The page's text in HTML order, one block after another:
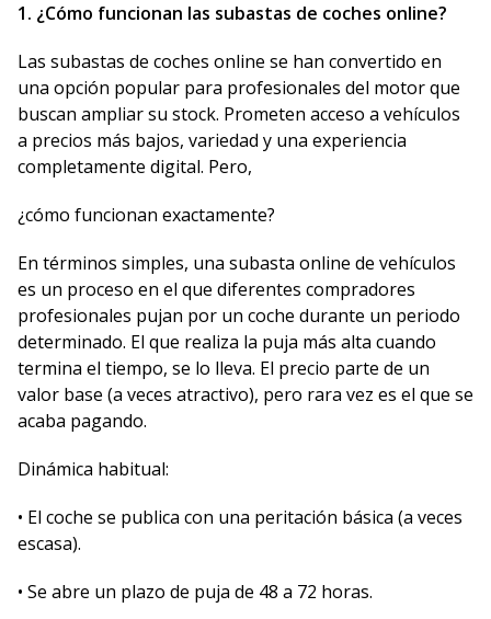
1. ¿Cómo funcionan las subastas de coches online?
Las subastas de coches online se han convertido en
una opción popular para profesionales del motor que
buscan ampliar su stock. Prometen acceso a vehículos
a precios más bajos, variedad y una experiencia
completamente digital. Pero,
¿cómo funcionan exactamente?
En términos simples, una subasta online de vehículos
es un proceso en el que diferentes compradores
profesionales pujan por un coche durante un periodo
determinado. El que realiza la puja más alta cuando
termina el tiempo, se lo lleva. El precio parte de un
valor base (a veces atractivo), pero rara vez es el que se
acaba pagando.
Dinámica habitual:
• El coche se publica con una peritación básica (a veces
escasa).
• Se abre un plazo de puja de 48 a 72 horas.